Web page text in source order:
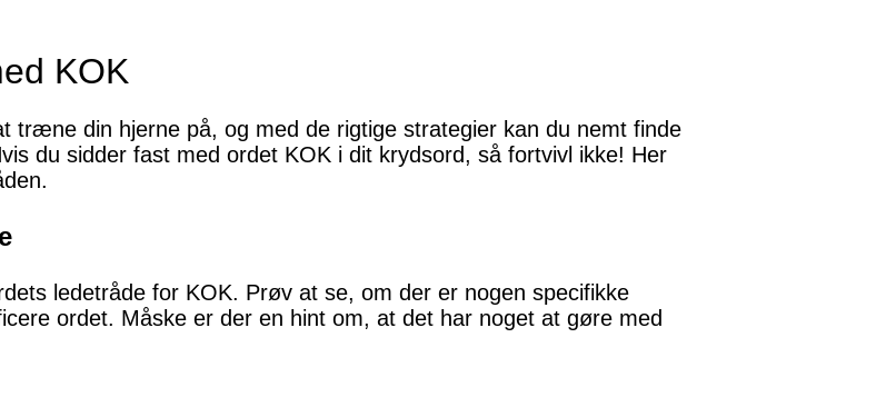
KOK
træne din hjerne på, og med de rigtige strategier kan du nemt finde
du sidder fast med ordet KOK i dit krydsord, så fortvivl ikke! Her
ledetråde for KOK. Prøv at se, om der er nogen specifikke
ordet. Måske er der en hint om, at det har noget at gøre med